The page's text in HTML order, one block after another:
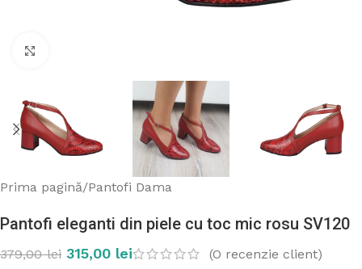
Prima pagină/Pantofi Dama
Pantofi eleganti din piele cu toc mic rosu SV120
379,00lei 315,00 lei (O recenzie client)